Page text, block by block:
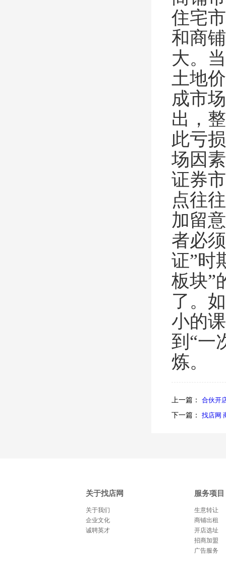
住宅
和商
大。
土地
成市
出，
此亏
场因
证券
点往
加留
者必
证”时
板块”
了。
小的
到“一
炼。
上一篇：
合伙开
下一篇：
找店网
关于找店网
关于我们
企业文化
诚聘英才
服务项目
生意转让
商铺出租
开店选址
招商加盟
广告服务